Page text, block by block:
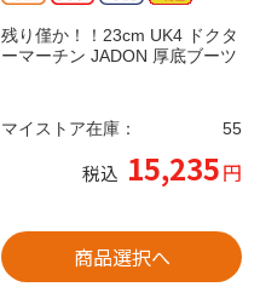
残り僅か！！23cm UK4 ドクタ
ーマーチン JADON 厚底ブーツ
マイストア在庫： 55
税込 15,235円
商品選択へ